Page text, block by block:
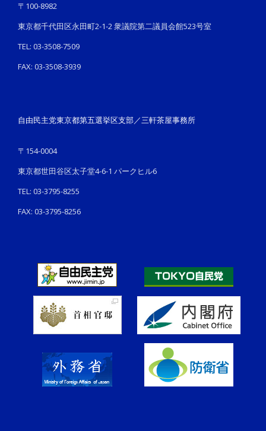
〒100-8982
東京都千代田区永田町2-1-2 衆議院第二議員会館523号室
TEL: 03-3508-7509
FAX: 03-3508-3939
自由民主党東京都第五選挙区支部／三軒茶屋事務所
〒154-0004
東京都世田谷区太子堂4-6-1 パークヒル6
TEL: 03-3795-8255
FAX: 03-3795-8256